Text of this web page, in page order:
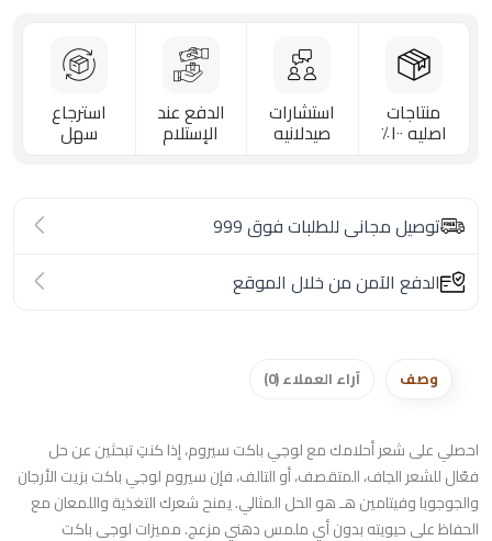
منتاجات
اصليه ١٠٠٪؜
استشارات
صيدلانيه
الدفع عند
الإستلام
استرجاع
سهل
توصيل مجانى للطلبات فوق 999
الدفع الآمن من خلال الموقع
وصف آراء العملاء (0)
احصلي على شعر أحلامك مع لوجي باكت سيروم، إذا كنتِ تبحثين عن حل
فعّال للشعر الجاف، المتقصف، أو التالف، فإن سيروم لوجي باكت بزيت الأرجان
والجوجوبا وفيتامين هـ هو الحل المثالي. يمنح شعرك التغذية واللمعان مع
الحفاظ على حيويته بدون أي ملمس دهني مزعج. مميزات لوجى باكت